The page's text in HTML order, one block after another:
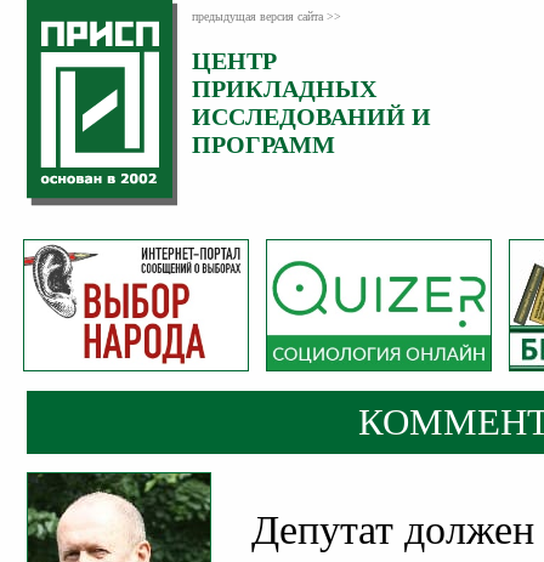
предыдущая версия сайта >>
ЦЕНТР
ПРИКЛАДНЫХ
ИССЛЕДОВАНИЙ И
ПРОГРАММ
Депутат должен
Категория:
Комментарии